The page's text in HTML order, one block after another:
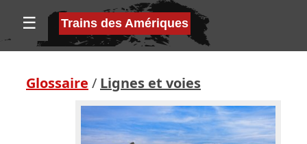
☰ Trains des Amériques
Glossaire / Lignes et voies